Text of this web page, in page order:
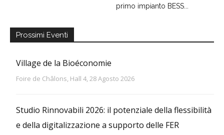
primo impianto BESS...
Prossimi Eventi
Village de la Bioéconomie
Foire de Châlons, Hall 4, 28 Agosto 2026
Studio Rinnovabili 2026: il potenziale della flessibilità
e della digitalizzazione a supporto delle FER